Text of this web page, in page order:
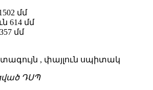
մմ
614 մմ
մմ
, փայլուն սպիտակ
ԴՍՊ